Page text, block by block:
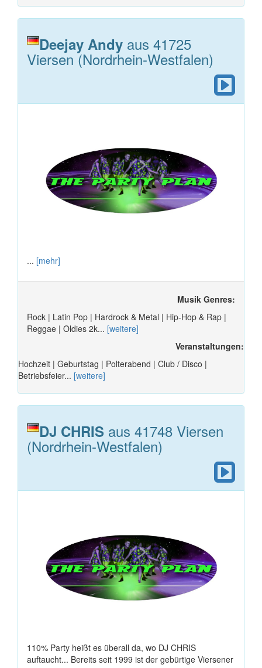
Deejay Andy aus 41725
Viersen (Nordrhein-Westfalen)
... [mehr]
Musik Genres:
Rock | Latin Pop | Hardrock & Metal | Hip-Hop & Rap |
Reggae | Oldies 2k... [weitere]
Veranstaltungen:
Hochzeit | Geburtstag | Polterabend | Club / Disco |
Betriebsfeier... [weitere]
DJ CHRIS aus 41748 Viersen
(Nordrhein-Westfalen)
110% Party heißt es überall da, wo DJ CHRIS
auftaucht... Bereits seit 1999 ist der gebürtige Viersener